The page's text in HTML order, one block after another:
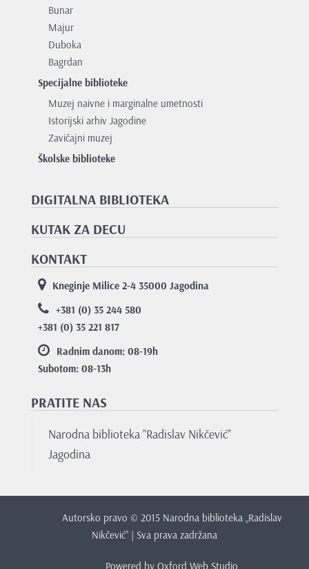
Bunar
Majur
Duboka
Bagrdan
Specijalne biblioteke
Muzej naivne i marginalne umetnosti
Istorijski arhiv Jagodine
Zavičajni muzej
Školske biblioteke
DIGITALNA BIBLIOTEKA
KUTAK ZA DECU
KONTAKT
Kneginje Milice 2-4 35000 Jagodina
+381 (0) 35 244 580
+381 (0) 35 221 817
Radnim danom: 08-19h
Subotom: 08-13h
PRATITE NAS
Narodna biblioteka "Radislav Nikčević"
Jagodina
Autorsko pravo © 2015 Narodna biblioteka „Radislav
Nikčević" | Sva prava zadržana
Powered by Oxford Web Studio